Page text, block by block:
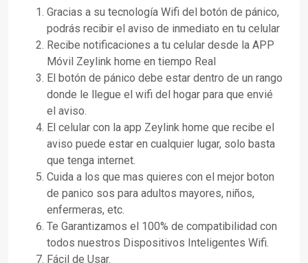
Gracias a su tecnología Wifi del botón de pánico,
podrás recibir el aviso de inmediato en tu celular
Recibe notificaciones a tu celular desde la APP
Móvil Zeylink home en tiempo Real
El botón de pánico debe estar dentro de un rango
donde le llegue el wifi del hogar para que envié
el aviso.
El celular con la app Zeylink home que recibe el
aviso puede estar en cualquier lugar, solo basta
que tenga internet.
Cuida a los que mas quieres con el mejor boton
de panico sos para adultos mayores, niños,
enfermeras, etc.
Te Garantizamos el 100% de compatibilidad con
todos nuestros Dispositivos Inteligentes Wifi.
Fácil de Usar.